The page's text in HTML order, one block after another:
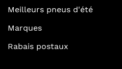
Meilleurs pneus d'été
Marques
Rabais postaux